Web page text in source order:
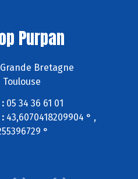
Purpan
Bretagne
Toulouse
05 34 36 61 01
43,6070418209904 ° ,
°